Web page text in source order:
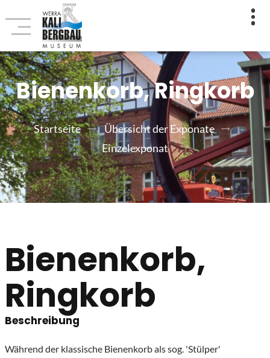
Bienenkorb, Ringkorb
Startseite
Übersicht der Exponate
Einzelexponat
Bienenkorb,
Ringkorb
Beschreibung
Während der klassische Bienenkorb als sog. 'Stülper'